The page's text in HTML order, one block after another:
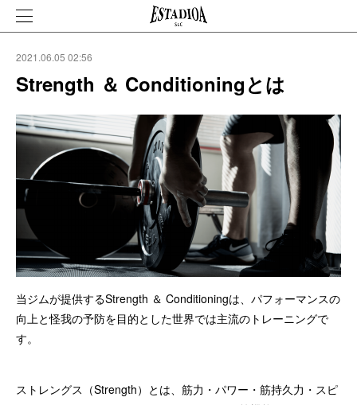
2021.06.05 02:56
Strength ＆ Conditioningとは
当ジムが提供するStrength ＆ Conditioningは、パフォーマンスの
向上と怪我の予防を目的とした世界では主流のトレーニングで
す。
ストレングス（Strength）とは、筋力・パワー・筋持久力・スピ